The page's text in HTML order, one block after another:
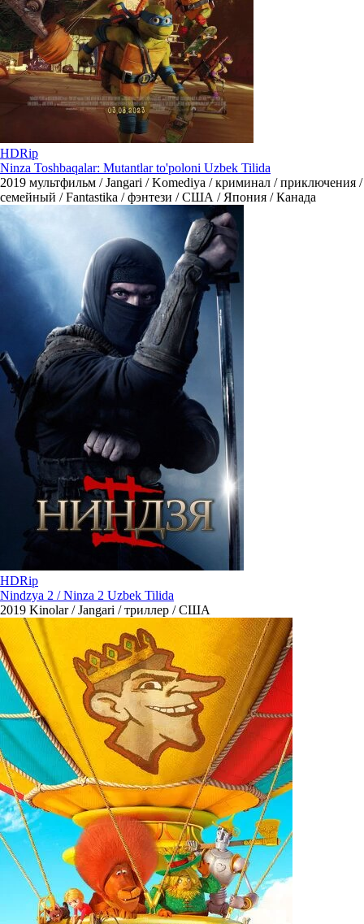
HDRip
Ninza Toshbaqalar: Mutantlar to'poloni Uzbek Tilida
2019 мультфильм / Jangari / Komediya / криминал / приключения /
семейный / Fantastika / фэнтези / США / Япония / Канада
HDRip
Nindzya 2 / Ninza 2 Uzbek Tilida
2019 Kinolar / Jangari / триллер / США